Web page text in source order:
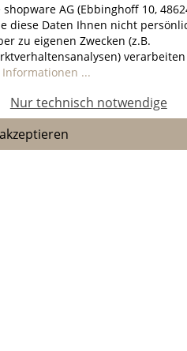
AG (Ebbinghoff 10,
diese Daten Ihnen nicht
zu eigenen Zwecken (z.B.
verarbeiten
...
Nur technisch notwendige